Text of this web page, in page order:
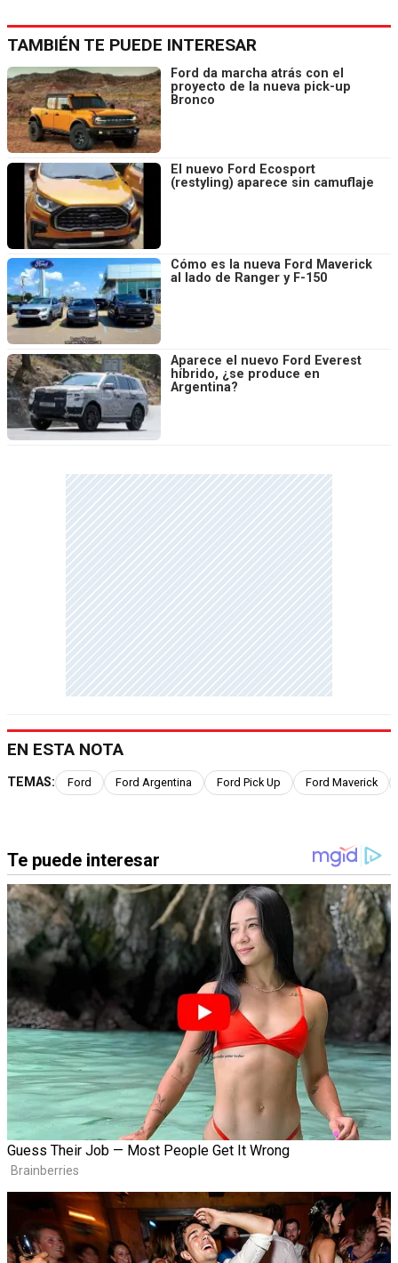
TAMBIÉN TE PUEDE INTERESAR
Ford da marcha atrás con el
proyecto de la nueva pick-up
Bronco
El nuevo Ford Ecosport
(restyling) aparece sin camuflaje
Cómo es la nueva Ford Maverick
al lado de Ranger y F-150
Aparece el nuevo Ford Everest
híbrido, ¿se produce en
Argentina?
EN ESTA NOTA
TEMAS: Ford Ford Argentina Ford Pick Up Ford Maverick